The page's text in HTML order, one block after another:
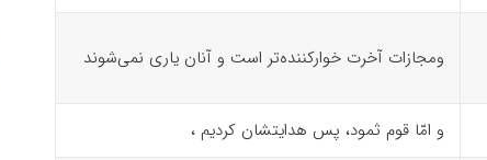
ومجازات آخرت خوارکننده‌تر است و آنان یاری نمی‌شوند
و امّا قوم ثمود، پس هدایتشان کردیم ،